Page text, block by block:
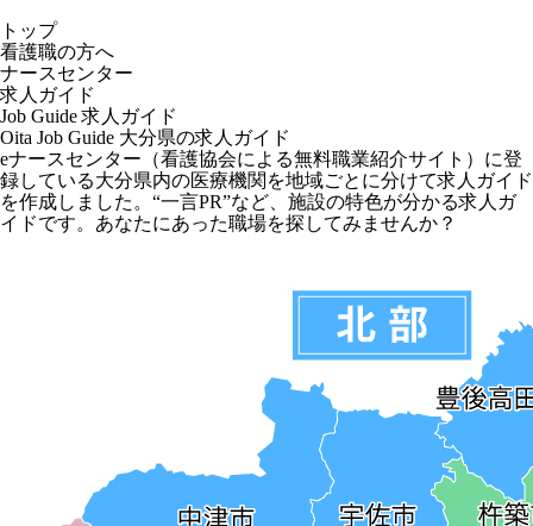
トップ
看護職の方へ
ナースセンター
求人ガイド
Job Guide求人ガイド
Oita Job Guide 大分県の求人ガイド
eナースセンター（看護協会による無料職業紹介サイト）に登
録している大分県内の医療機関を地域ごとに分けて求人ガイド
を作成しました。“一言PR”など、施設の特色が分かる求人ガ
イドです。あなたにあった職場を探してみませんか？